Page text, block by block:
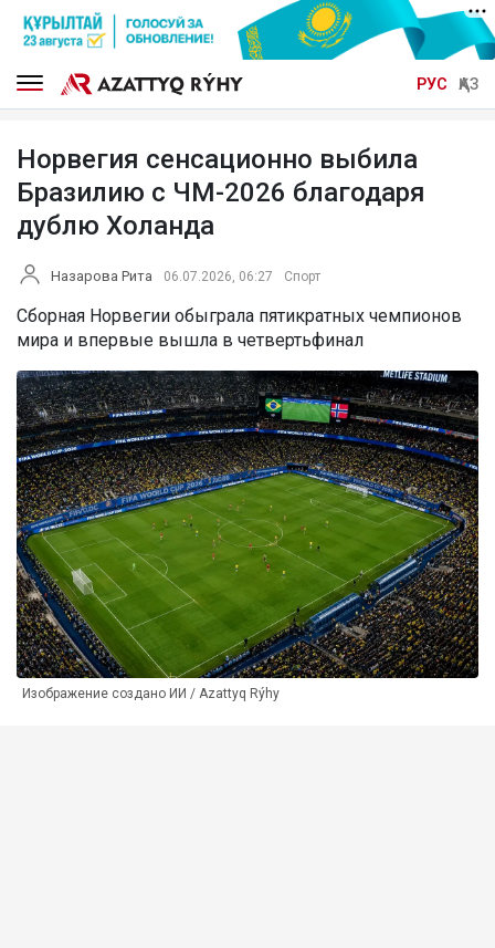
РУС ҚАЗ
Норвегия сенсационно выбила
Бразилию с ЧМ-2026 благодаря
дублю Холанда
Назарова Рита 06.07.2026, 06:27 Спорт
Сборная Норвегии обыграла пятикратных чемпионов
мира и впервые вышла в четвертьфинал
Изображение создано ИИ / Azattyq Rýhy